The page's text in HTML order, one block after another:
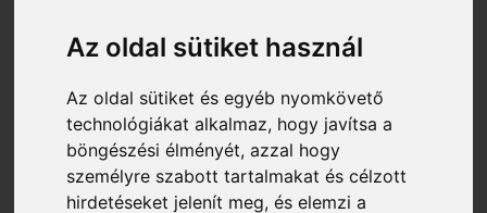
Az oldal sütiket használ
Az oldal sütiket és egyéb nyomkövető
technológiákat alkalmaz, hogy javítsa a
böngészési élményét, azzal hogy
személyre szabott tartalmakat és célzott
hirdetéseket jelenít meg, és elemzi a
2005